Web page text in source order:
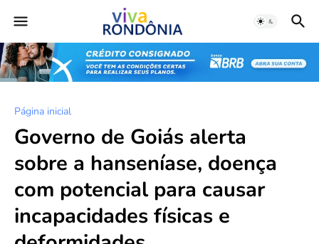
Página inicial
Governo de Goiás alerta
sobre a hanseníase, doença
com potencial para causar
incapacidades físicas e